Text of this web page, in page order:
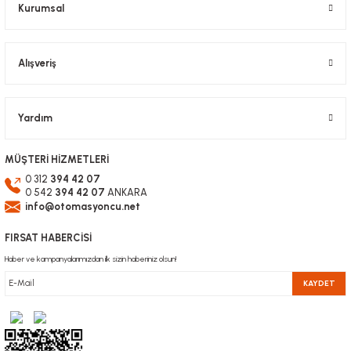
Kurumsal
Alışveriş
Yardım
MÜŞTERİ HİZMETLERİ
0 312 394 42 07
0 542 394 42 07 ANKARA
info@otomasyoncu.net
FIRSAT HABERCİSİ
Haber ve kampanyalarımızdan ilk sizin haberiniz olsun!
KAYDET